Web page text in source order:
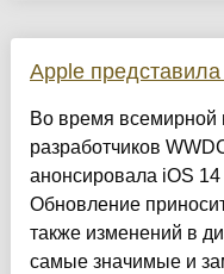
Apple
Во время всемирной
разработчиков
анонсировала iOS
Обновление
также изменений в
самые значимые и